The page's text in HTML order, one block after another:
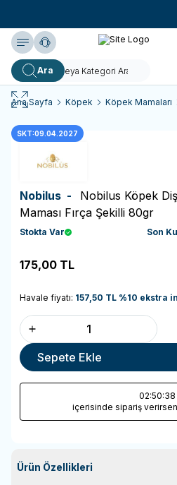
Yardım
Ara
Ana Sayfa Köpek Köpek Mamaları
SKT:09.04.2027
Nobilus - Nobilus Köpek
Maması Fırça Şekilli 80gr
Stokta Var Son
175,00 TL
Havale fiyatı: 157,50 TL %10 ekstra
Sepete Ekle
02:50:38
içerisinde sipariş
Ürün Özellikleri